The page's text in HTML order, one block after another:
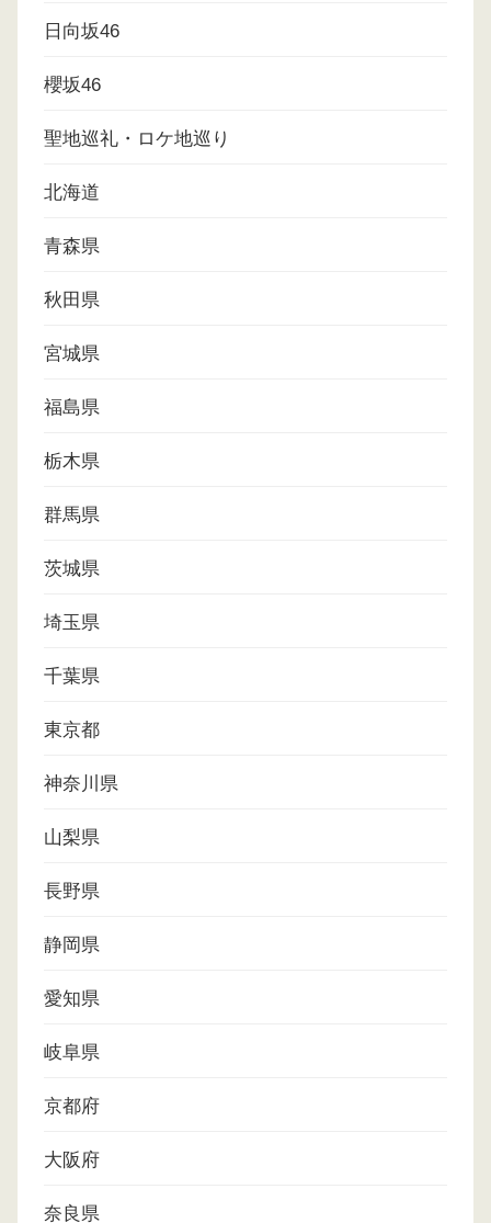
日向坂46
櫻坂46
聖地巡礼・ロケ地巡り
北海道
青森県
秋田県
宮城県
福島県
栃木県
群馬県
茨城県
埼玉県
千葉県
東京都
神奈川県
山梨県
長野県
静岡県
愛知県
岐阜県
京都府
大阪府
奈良県